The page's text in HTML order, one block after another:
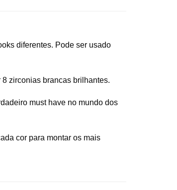
diferentes. Pode ser usado
zirconias brancas brilhantes.
must have no mundo dos
cor para montar os mais